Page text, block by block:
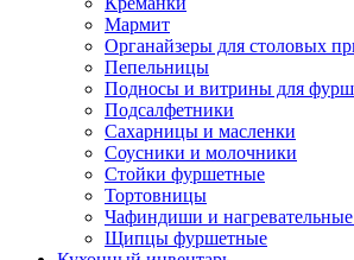
Мармит
Органайзеры для столовых
Пепельницы
Подносы и витрины для
Подсалфетники
Сахарницы и масленки
Соусники и молочники
Стойки фуршетные
Тортовницы
Чафиндиши и
Щипцы фуршетные